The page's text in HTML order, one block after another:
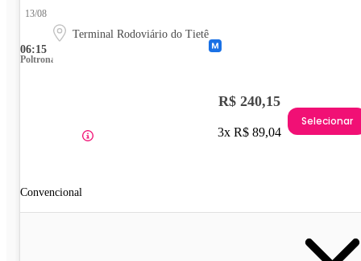
06:15
13/08
Terminal Rodoviário do Tietê
Poltrona
Convencional
R$ 240,15
3x R$ 89,04
Selecionar